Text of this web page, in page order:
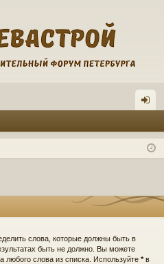
д
слова, которые должны быть в
быть не должно. Вы можете
любого слова из списка. Используйте *в